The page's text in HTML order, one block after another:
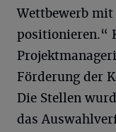
Wettbewerb mit
positionieren.“
Förderung der
Die Stellen
das